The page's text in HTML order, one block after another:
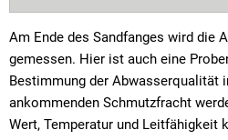
Am Ende des Sandfanges wird die
gemessen. Hier ist auch eine
Bestimmung der Abwasserqualität
ankommenden Schmutzfracht
Wert, Temperatur und Leitfähigkeit